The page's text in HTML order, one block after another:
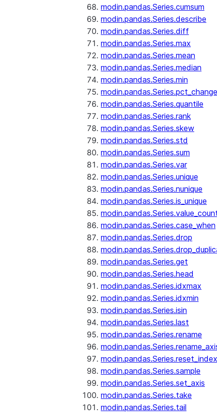
modin.pandas.Series.cumsum
modin.pandas.Series.describe
modin.pandas.Series.diff
modin.pandas.Series.max
modin.pandas.Series.mean
modin.pandas.Series.median
modin.pandas.Series.min
modin.pandas.Series.pct_change
modin.pandas.Series.quantile
modin.pandas.Series.rank
modin.pandas.Series.skew
modin.pandas.Series.std
modin.pandas.Series.sum
modin.pandas.Series.var
modin.pandas.Series.unique
modin.pandas.Series.nunique
modin.pandas.Series.is_unique
modin.pandas.Series.case_when
modin.pandas.Series.drop
modin.pandas.Series.get
modin.pandas.Series.head
modin.pandas.Series.idxmax
modin.pandas.Series.idxmin
modin.pandas.Series.isin
modin.pandas.Series.last
modin.pandas.Series.rename
modin.pandas.Series.reset_index
modin.pandas.Series.sample
modin.pandas.Series.set_axis
modin.pandas.Series.take
modin.pandas.Series.tail